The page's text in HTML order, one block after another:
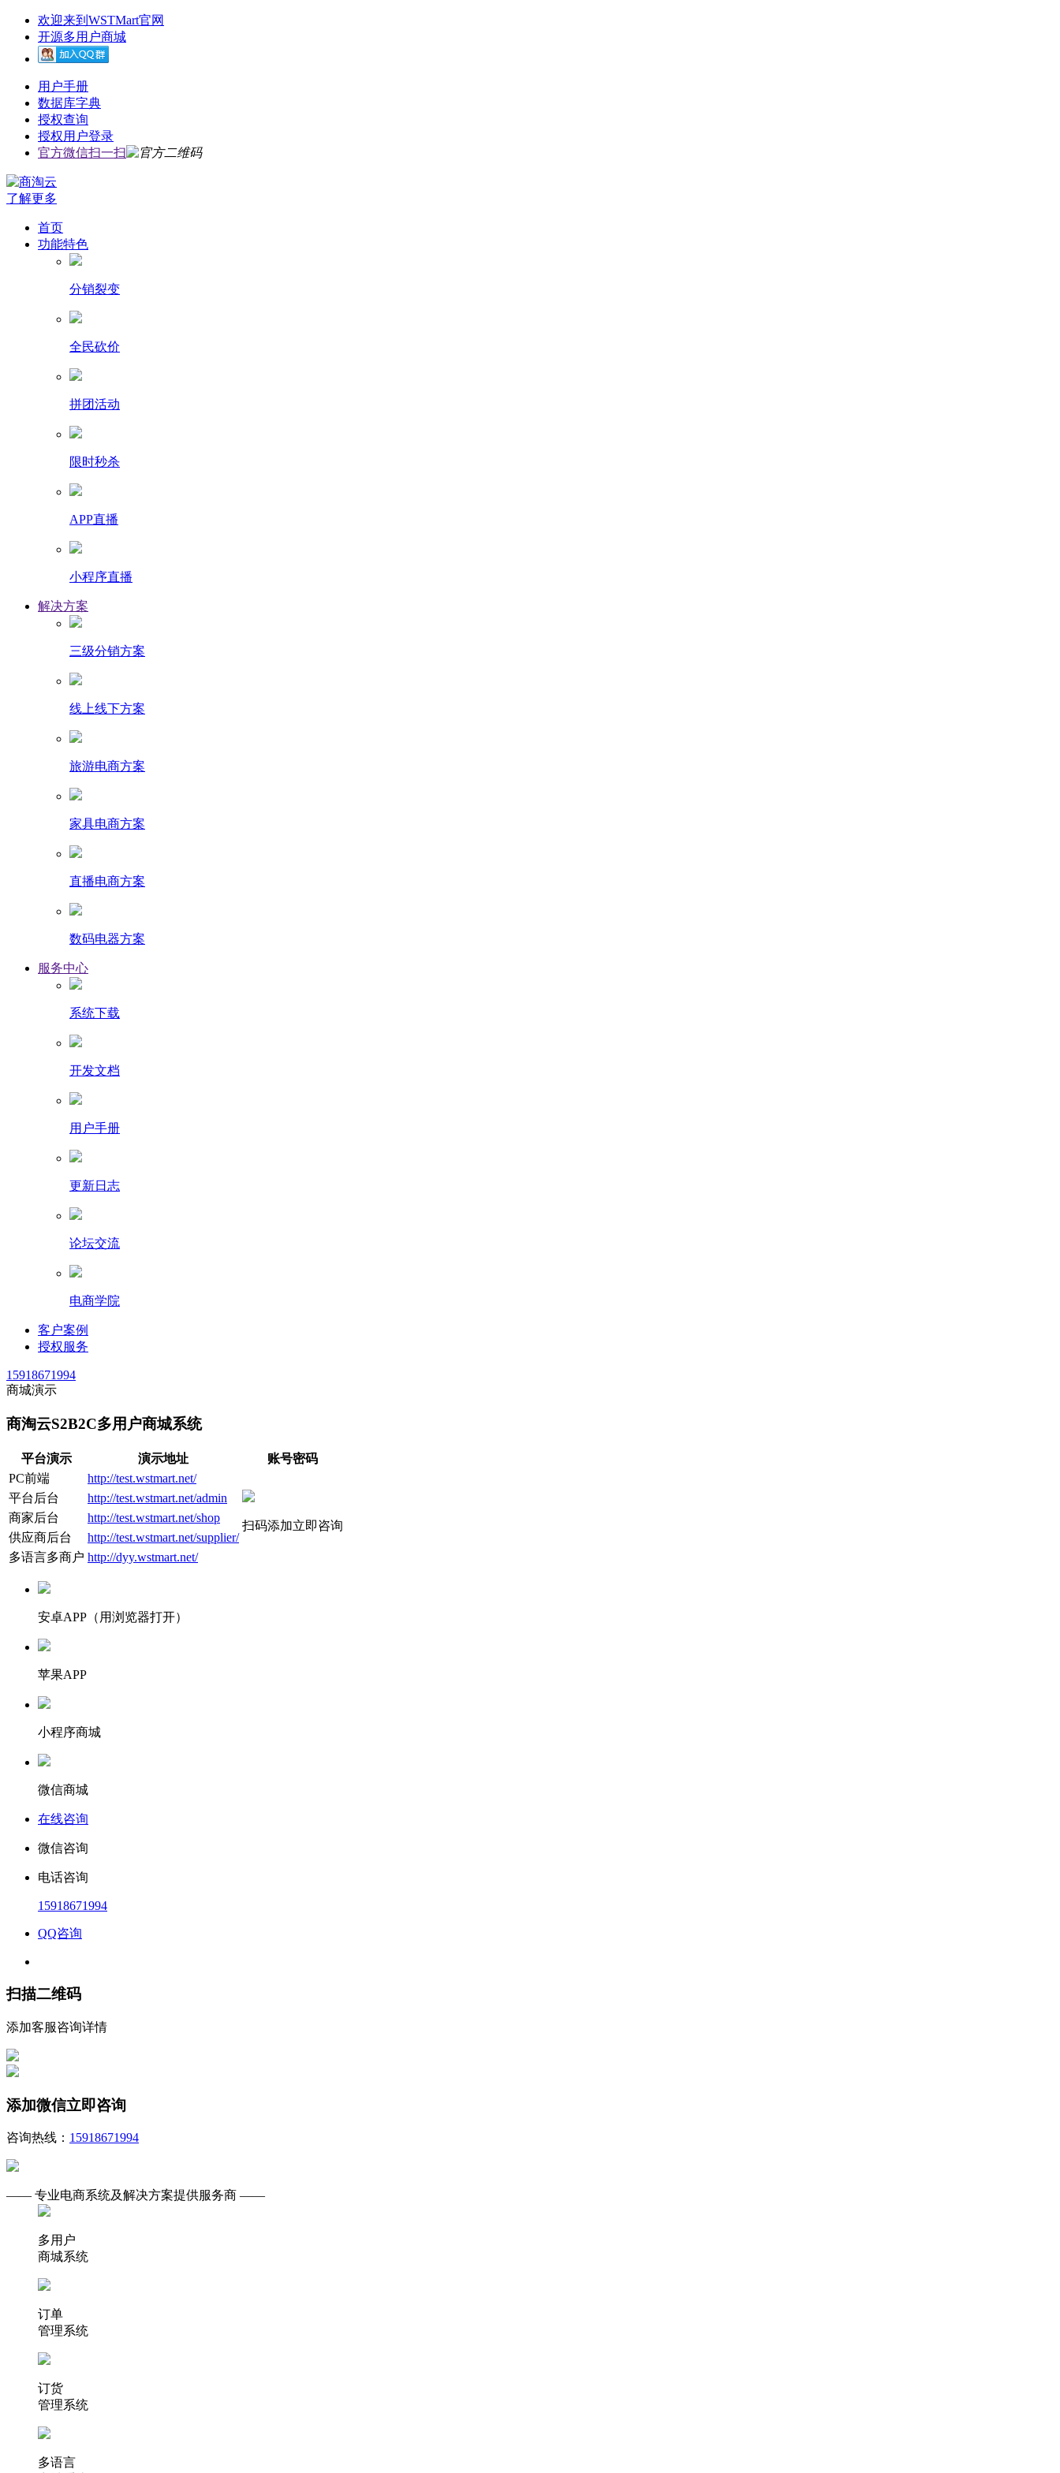
欢迎来到WSTMart官网
开源多用户商城
用户手册
数据库字典
授权查询
授权用户登录
官方微信扫一扫
了解更多
首页
功能特色
分销裂变
全民砍价
拼团活动
限时秒杀
APP直播
小程序直播
解决方案
三级分销方案
线上线下方案
旅游电商方案
家具电商方案
直播电商方案
数码电器方案
服务中心
系统下载
开发文档
用户手册
更新日志
论坛交流
电商学院
客户案例
授权服务
15918671994
商城演示
商淘云S2B2C多用户商城系统
平台演示 演示地址
账号密码
PC前端
http://test.wstmart.net/
扫码添加立即咨询
平台后台
http://test.wstmart.net/admin
商家后台
http://test.wstmart.net/shop
供应商后台
http://test.wstmart.net/supplier/
多语言多商户 http://dyy.wstmart.net/
安卓APP（用浏览器打开）
苹果APP
小程序商城
微信商城
在线咨询
微信咨询
电话咨询
15918671994
QQ咨询
扫描二维码
添加客服咨询详情
添加微信立即咨询
咨询热线： 15918671994
—— 专业电商系统及解决方案提供服务商 ——
多用户
商城系统
订单
管理系统
订货
管理系统
多语言